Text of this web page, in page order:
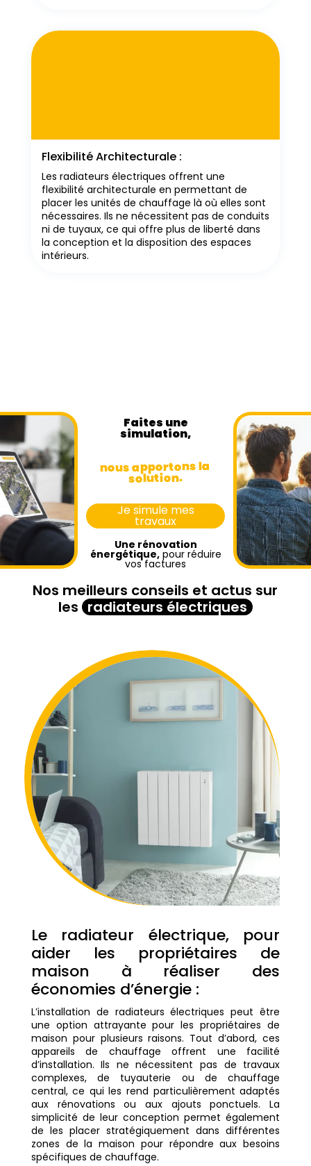
Flexibilité Architecturale :
Les radiateurs électriques offrent une
flexibilité architecturale en permettant de
placer les unités de chauffage là où elles sont
nécessaires. Ils ne nécessitent pas de conduits
ni de tuyaux, ce qui offre plus de liberté dans
la conception et la disposition des espaces
intérieurs.
Faites une
simulation,
nous apportons la
solution.
Je simule mes
travaux
Une rénovation
énergétique,pour réduire
vos factures
Nos meilleurs conseils et actus sur
les radiateurs électriques
Le radiateur électrique, pour
aider les propriétaires de
maison à réaliser des
économies d’énergie :
L’installation de radiateurs électriques peut être
une option attrayante pour les propriétaires de
maison pour plusieurs raisons. Tout d’abord, ces
appareils de chauffage offrent une facilité
d’installation. Ils ne nécessitent pas de travaux
complexes, de tuyauterie ou de chauffage
central, ce qui les rend particulièrement adaptés
aux rénovations ou aux ajouts ponctuels. La
simplicité de leur conception permet également
de les placer stratégiquement dans différentes
zones de la maison pour répondre aux besoins
spécifiques de chauffage.